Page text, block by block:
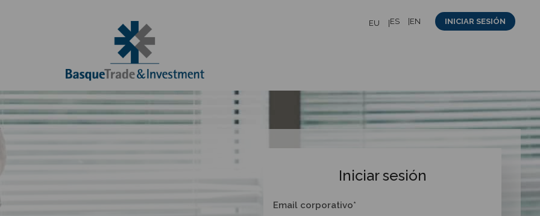
EU ES EN INICIAR SESIÓN
Iniciar sesión
Email corporativo*